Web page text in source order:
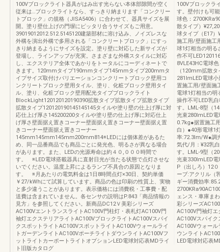
100Vブロックライト器具がはみ出す光らない本体部隙間が空く
従来は…ブロックライトなら、すっきり納まります「コンクリー
トブロック」の規格（JISA5406）に合わせて、器具サイズを展
開。塗り壁仕上げの門塀にピッタリ合うサイズもご用意。
39019012012.512.5145120建築部材に溶け込み、ノイズレスな
外構を演出外構で多用される「コンクリートブロック」にすっ
きり納まるようにサイズを設定。塗り壁に対応した新サイズが
登場し、ラインアップが充実。さまざまな外構スタイルに対応
し、エクステリア全体であかりをトータルにコーディネートで
きます。120mmタイプ190mmタイプ145mmタイプ200mmタ
イプサイズ取付けバリエーションコンクリートブロック壁用コ
ンクリートブロック壁用タイル、塗り、化粧ブロック壁用タイ
ル、塗り、化粧ブロック壁用配光タイプブロックライト
BlockLight120120120190390拡散タイプ拡散タイプ拡散タイプ
拡散タイプ120120190145145145タイルや塗り壁の仕上げ厚に対
応仕上げ厚さ145200200タイルや塗り壁の仕上げ厚に対応仕上
げ厚さ壁面据え置きコーナー壁面据え置きコーナー壁面据え置
きコーナー壁面据え置きコーナー
145mm145mm145mm200mm814※LEDには個体差があるた
め、同一品番商品でも商品ごとに発光色、明るさが異なる場合
があります。また、LEDの光源寿命は約４０,０００時間で
す。 ※LED電球搭載器具に直射日光が当たる状態で点灯させな
いでください。温度上昇によるランプ不具合の原因となりま
す。 ※月あたりの電気料金は1日8時間点灯×30日、契約単価
￥27/kWhにて試算しています。商品の色は印刷の性質上、実物
と多少違うことがあります。表示価格には消費税・工事費・配
送費は含まれていません。各センサの説明はP.843「商品情報の
見方」を参照してください。新商品DC12Ｖ美彩シリーズ
AC100VエントランスライトAC100V門柱灯・表札灯AC100V門
袖灯エクステリアライトAC100VブロックライトAC100Vスパイ
クスポットライトAC100VスポットライトAC100Vウォールライ
トガーデンライトAC100VポーチライトダウンライトAC100Vフ
ットライトカーポートライトオプションLED電球対応表MDライ
ト旧版カタログ
100Vブロックラ
す。壁付けも可
球色：
散タイプ）
球タイプ（E17
施工用/壁面施工
球1灯相当の明
作不可
8VLE43HC電球
（120mm拡散
281lmLED電球
置施工用/壁面施
電球1灯相当の
操作不可LED乳
す。LML-8型（
光束280lmLED電
0.7kg●据置施工
白）●40形電球1
率:72.3lm/W●調
気代/月：¥32乳
す。LML-9型（
光束330lmLED電
P（出しろ）12
ーブ:アクリル（
ギー消費効率
ェンス・車庫ま
彩シリーズ
AC100V門袖灯
AC100Vスパイ
AC100Vウォー
ウンライト
LED電球対応表